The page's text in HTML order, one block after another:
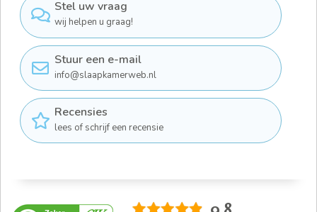
Stel uw vraag
wij helpen u graag!
Stuur een e-mail
info@slaapkamerweb.nl
Recensies
lees of schrijf een recensie